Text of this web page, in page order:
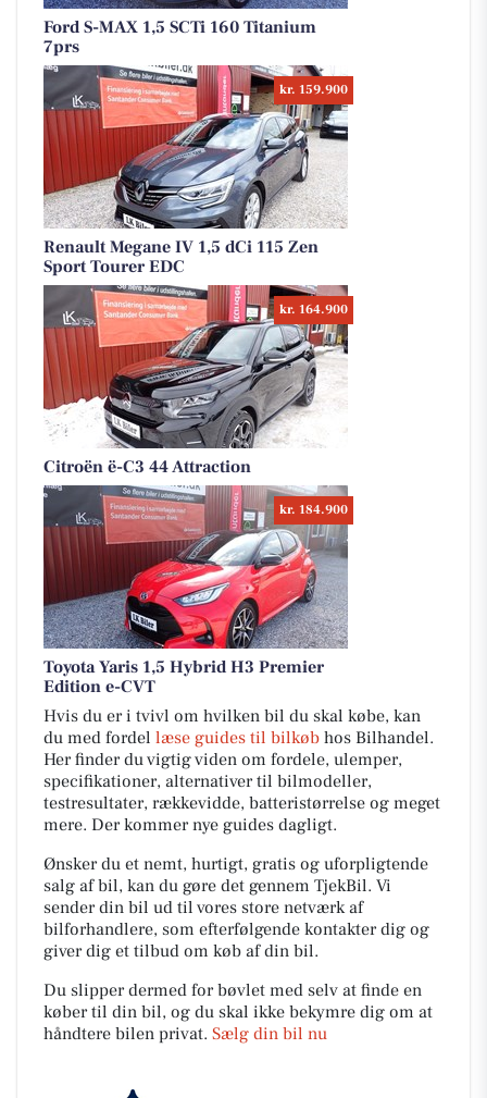
Ford S-MAX 1,5 SCTi 160 Titanium
7prs
kr. 159.900
Renault Megane IV 1,5 dCi 115 Zen
Sport Tourer EDC
kr. 164.900
Citroën ë-C3 44 Attraction
kr. 184.900
Toyota Yaris 1,5 Hybrid H3 Premier
Edition e-CVT
Hvis du er i tvivl om hvilken bil du skal købe, kan
du med fordel læse guides til bilkøb hos Bilhandel.
Her finder du vigtig viden om fordele, ulemper,
specifikationer, alternativer til bilmodeller,
testresultater, rækkevidde, batteristørrelse og meget
mere. Der kommer nye guides dagligt.
Ønsker du et nemt, hurtigt, gratis og uforpligtende
salg af bil, kan du gøre det gennem TjekBil. Vi
sender din bil ud til vores store netværk af
bilforhandlere, som efterfølgende kontakter dig og
giver dig et tilbud om køb af din bil.
Du slipper dermed for bøvlet med selv at finde en
køber til din bil, og du skal ikke bekymre dig om at
håndtere bilen privat. Sælg din bil nu